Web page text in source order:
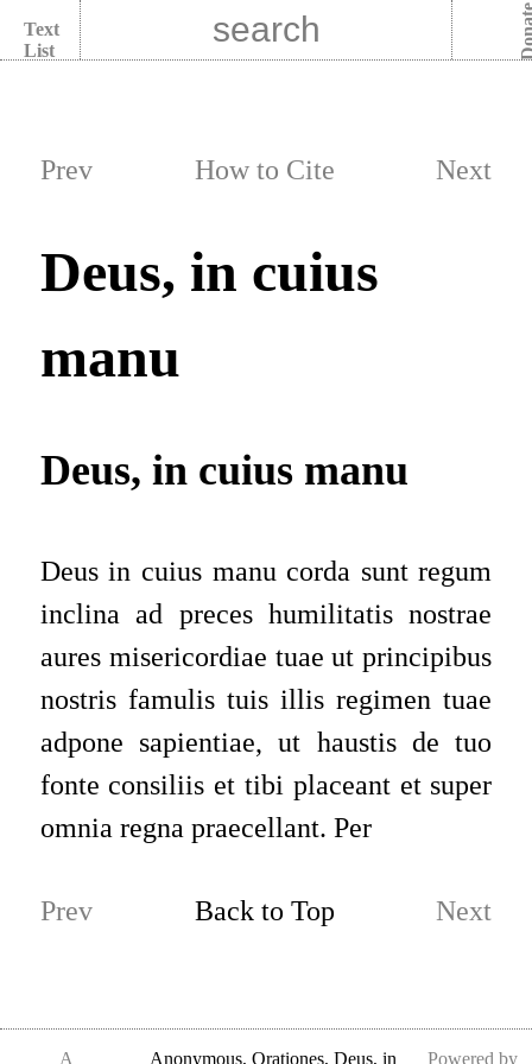
Text
List
Prev How to Cite Next
Deus, in cuius
manu
Deus, in cuius manu
Deus in cuius manu corda sunt regum
inclina ad preces humilitatis nostrae
aures misericordiae tuae ut principibus
nostris famulis tuis illis regimen tuae
adpone sapientiae, ut haustis de tuo
fonte consiliis et tibi placeant et super
omnia regna praecellant. Per
Prev Back to Top Next
A Anonymous, Orationes, Deus, in Powered by